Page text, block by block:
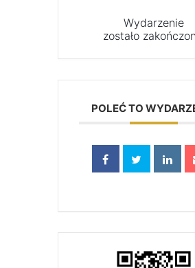
Wydarzenie
zostało
POLEĆ TO